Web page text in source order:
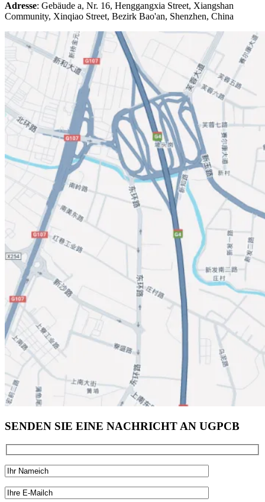
Adresse: Gebäude a, Nr. 16, Henggangxia Street, Xiangshan
Community, Xinqiao Street, Bezirk Bao'an, Shenzhen, China
SENDEN SIE EINE NACHRICHT AN UGPCB